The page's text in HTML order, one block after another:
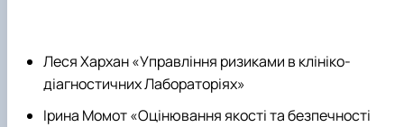
Леся Хархан«Управління ризиками в клініко-
діагностичнихЛабораторіях»
Ірина Момот«Оцінювання якості та безпечності